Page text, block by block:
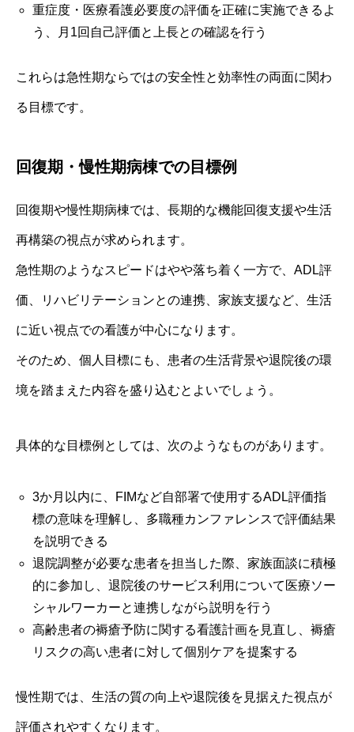
重症度・医療看護必要度の評価を正確に実施できるよ
う、月1回自己評価と上長との確認を行う
これらは急性期ならではの安全性と効率性の両面に関わ
る目標です。
回復期・慢性期病棟での目標例
回復期や慢性期病棟では、長期的な機能回復支援や生活
再構築の視点が求められます。
急性期のようなスピードはやや落ち着く一方で、ADL評
価、リハビリテーションとの連携、家族支援など、生活
に近い視点での看護が中心になります。
そのため、個人目標にも、患者の生活背景や退院後の環
境を踏まえた内容を盛り込むとよいでしょう。
具体的な目標例としては、次のようなものがあります。
3か月以内に、FIMなど自部署で使用するADL評価指
標の意味を理解し、多職種カンファレンスで評価結果
を説明できる
退院調整が必要な患者を担当した際、家族面談に積極
的に参加し、退院後のサービス利用について医療ソー
シャルワーカーと連携しながら説明を行う
高齢患者の褥瘡予防に関する看護計画を見直し、褥瘡
リスクの高い患者に対して個別ケアを提案する
慢性期では、生活の質の向上や退院後を見据えた視点が
評価されやすくなります。